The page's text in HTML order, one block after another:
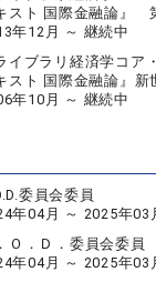
ト 国際金融論』
年12月 ～ 継続中
イブラリ経済学コア
ト 国際金融論』新
年10月 ～ 継続中
委員会委員
年04月 ～ 2025年03
Ｏ．Ｄ．委員会委員
年04月 ～ 2025年03